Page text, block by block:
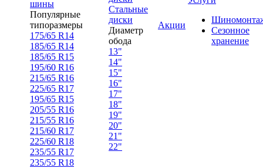
шины
Популярные
типоразмеры
175/65 R14
185/65 R14
185/65 R15
195/60 R16
215/65 R16
225/65 R17
195/65 R15
205/55 R16
215/55 R16
215/60 R17
225/60 R18
235/55 R17
235/55 R18
Стальные
диски
Диаметр
обода
13"
14"
15"
16"
17"
18"
19"
20"
21"
22"
Акции
Сезонное
хранение